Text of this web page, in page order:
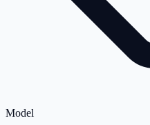
Model